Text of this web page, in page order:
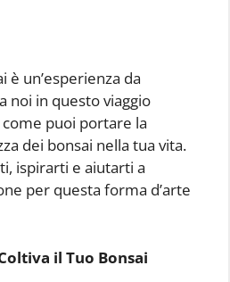
è un’esperienza da
noi in questo viaggio
puoi portare la
dei bonsai nella tua vita.
ispirarti e aiutarti a
per questa forma d’arte
il Tuo Bonsai